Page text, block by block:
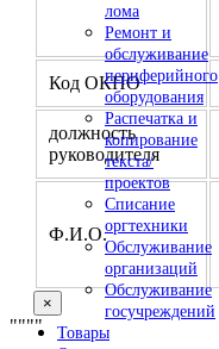
лома
Ремонт и
обслуживание
периферийного
оборудования
Распечатка и
копирование
текста/
проектов
Списание
оргтехники
Обслуживание
организаций
Обслуживание
госучреждений
Товары
Код ОКПО
должность
руководителя
Ф.И.О.
×
""""